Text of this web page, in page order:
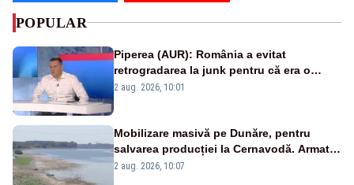
POPULAR
Piperea (AUR): România a evitat
retrogradarea la junk pentru că era o
catastrofă pentru bănci și fondurile de
2 aug. 2026, 10:01
Mobilizare masivă pe Dunăre, pentru
salvarea producției la Cernavodă. Armata
va detona o stâncă și va devia apa
2 aug. 2026, 10:07